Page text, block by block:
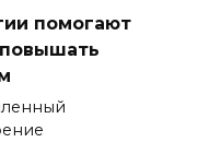
помогают